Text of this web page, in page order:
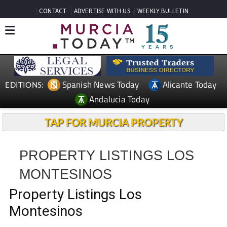
CONTACT ADVERTISE WITH US WEEKLY BULLETIN
EDITIONS: Spanish News Today
Alicante Today
Andalucia Today
TAP FOR MURCIA PROPERTY
PROPERTY LISTINGS LOS
MONTESINOS
Property Listings Los
Montesinos